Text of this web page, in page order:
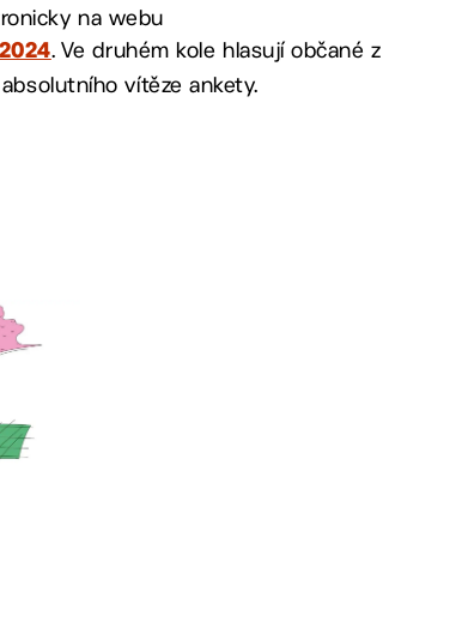
na webu
. Ve druhém kole hlasují občané z
vítěze ankety.